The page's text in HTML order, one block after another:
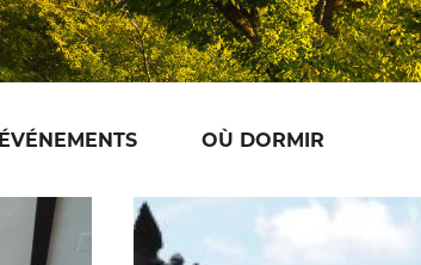
ÉVÉNEMENTS OÙ DORMIR